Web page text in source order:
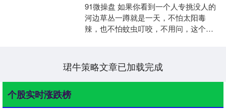
91微操盘 如果你看到一个人专挑没人的
河边草丛一蹲就是一天，不怕太阳毒
辣，也不怕蚊虫叮咬，不用问，这个人
珺牛策略文章已加载完成
个股实时涨跌榜